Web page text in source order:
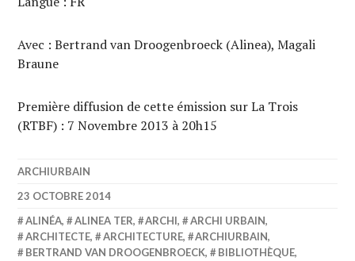
Avec : Bertrand van Droogenbroeck (Alinea), Magali
Braune
Première diffusion de cette émission sur La Trois
(RTBF) : 7 Novembre 2013 à 20h15
ARCHIURBAIN
23 OCTOBRE 2014
ALINÉA, ALINEA TER, ARCHI, ARCHI URBAIN,
ARCHITECTE, ARCHITECTURE, ARCHIURBAIN,
BERTRAND VAN DROOGENBROECK, BIBLIOTHÈQUE,